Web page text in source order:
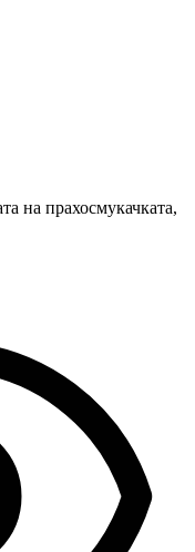
на прахосмукачката,